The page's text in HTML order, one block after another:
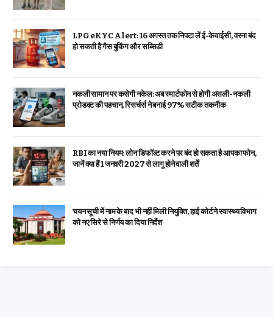
LPG eKYC Alert: 16 अगस्त तक निपटा लें ई-केवाईसी, वरना बंद
हो सकती है गैस बुकिंग और सब्सिडी
नकली सामान पर कसेगी नकेल: अब स्मार्टफोन से होगी असली-नकली
प्रोडक्ट की पहचान, रिसर्चर्स ने बनाई 97% सटीक तकनीक
RBI का नया नियम: लोन डिफॉल्ट करने पर बंद हो सकता है आपका फोन,
जानें क्या हैं 1 जनवरी 2027 से लागू होने वाली शर्तें
चयन सूची में नाम के बाद भी नहीं मिली नियुक्ति, हाई कोर्ट ने स्वास्थ्य विभाग
को नए सिरे से निर्णय का दिया निर्देश